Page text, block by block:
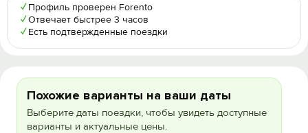
✓ Профиль проверен Forento
✓Отвечает быстрее 3 часов
✓ Есть подтвержденные поездки
Похожие варианты на ваши даты
Выберите даты поездки, чтобы увидеть доступные
варианты и актуальные цены.